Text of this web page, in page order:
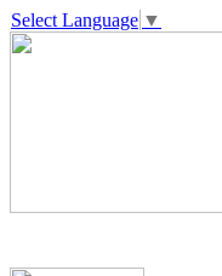
Select Language ▼